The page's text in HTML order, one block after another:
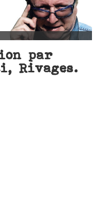
par
Rivages.